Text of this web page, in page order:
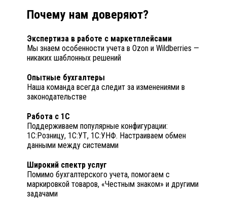
Почему нам доверяют?
Экспертиза в работе с маркетплейсами
Мы знаем особенности учета в Ozon и Wildberries —
никаких шаблонных решений
Опытные бухгалтеры
Наша команда всегда следит за изменениями в
законодательстве
Работа с 1С
Поддерживаем популярные конфигурации:
1С:Розницу, 1С:УТ, 1С:УНФ. Настраиваем обмен
данными между системами
Широкий спектр услуг
Помимо бухгалтерского учета, помогаем с
маркировкой товаров, «Честным знаком» и другими
задачами